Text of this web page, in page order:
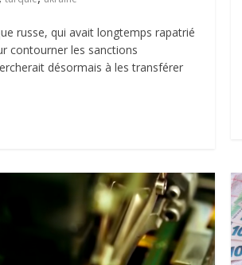
russe, qui avait longtemps rapatrié
contourner les sanctions
désormais à les transférer